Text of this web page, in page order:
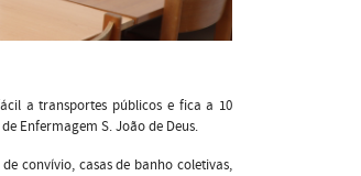
a transportes públicos e fica a 10
Enfermagem S. João de Deus.
convívio, casas de banho coletivas,